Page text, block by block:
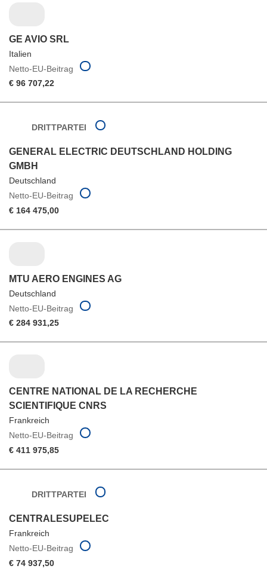
GE AVIO SRL
Italien
Netto-EU-Beitrag
€ 96 707,22
DRITTPARTEI
GENERAL ELECTRIC DEUTSCHLAND HOLDING
GMBH
Deutschland
Netto-EU-Beitrag
€ 164 475,00
MTU AERO ENGINES AG
Deutschland
Netto-EU-Beitrag
€ 284 931,25
CENTRE NATIONAL DE LA RECHERCHE
SCIENTIFIQUE CNRS
Frankreich
Netto-EU-Beitrag
€ 411 975,85
DRITTPARTEI
CENTRALESUPELEC
Frankreich
Netto-EU-Beitrag
€ 74 937,50